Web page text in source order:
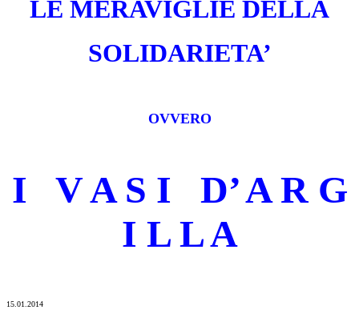
LE MERAVIGLIE DELLA
SOLIDARIETA’
OVVERO
I V A S I D’ A R G
I L L A
15.01.2014